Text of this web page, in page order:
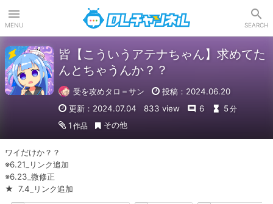
MENU SEARCH
皆【こういうアテナちゃん】求めてた
んとちゃうんか？？
受を攻めタロ＝サン
投稿：2024.06.20
更新：2024.07.04
833 view 6 5分
1 作品 その他
ワイだけか？？
※6.21_リンク追加
※6.23_微修正
★  7.4_リンク追加